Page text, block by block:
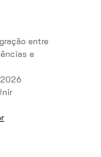
entre
e